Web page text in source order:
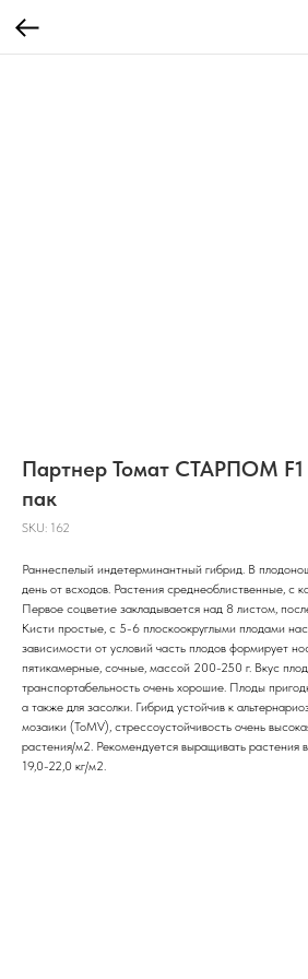
Партнер Томат СТАРПОМ
пак
SKU: 162
Раннеспелый индетерминантный гибрид. В
день от всходов. Растения среднеоблиственные, с
Первое соцветие закладывается над 8 листом,
Кисти простые, с 5-6 плоскоокруглыми плодами
зависимости от условий часть плодов формирует
пятикамерные, сочные, массой 200-250 г. Вкус
транспортабельность очень хорошие. Плоды
а также для засолки. Гибрид устойчив к
мозаики (ToMV), стрессоустойчивость очень
растения/м2. Рекомендуется выращивать растения
19,0-22,0 кг/м2.